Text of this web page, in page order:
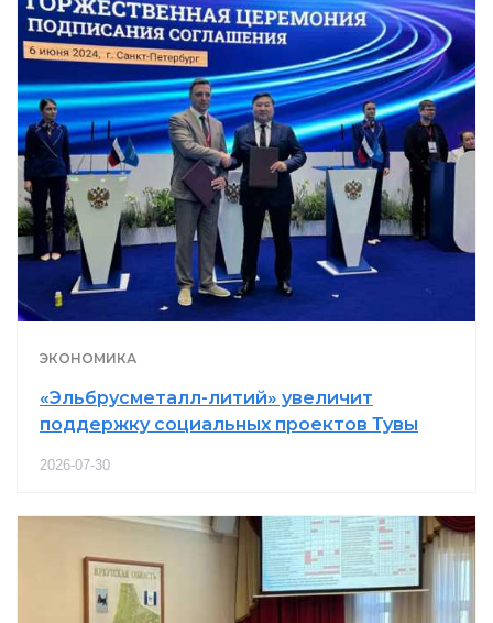
ЭКОНОМИКА
«Эльбрусметалл-литий» увеличит
поддержку социальных проектов Тувы
2026-07-30